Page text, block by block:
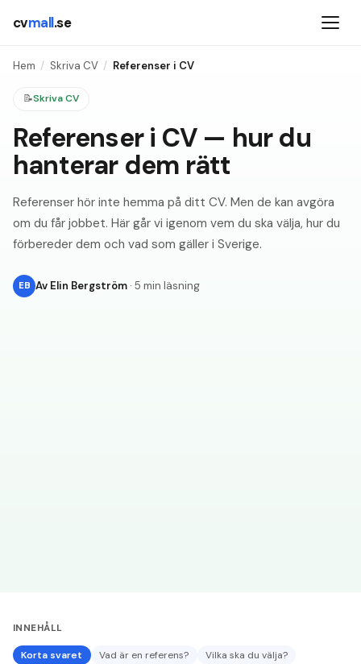
cvmall.se
Hem / Skriva CV / Referenser i CV
📝Skriva CV
Referenser i CV — hur du
hanterar dem rätt
Referenser hör inte hemma på ditt CV. Men de kan avgöra
om du får jobbet. Här går vi igenom vem du ska välja, hur du
förbereder dem och vad som gäller i Sverige.
EB Av Elin Bergström · 5 min läsning
INNEHÅLL
Korta svaret Vad är en referens?
Vilka ska du välja?